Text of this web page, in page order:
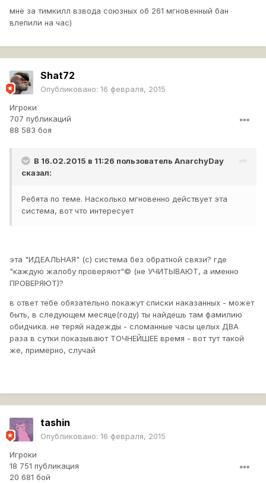
(включая вопросы, касающиеся клановой казны),
Администрацией не рассматриваются. Ответственность за
соответствующих заместителях и назначенных ими
уполномоченных лицах. Назначая членов клана на
должность казначея и другие клановые должности, командир
клана подтверждает своё доверие к соответствующим
клана, вступая в него. В случае возникновения конфликтной
ситуации логи клановой казны и прочая информация
мне за тимкилл взвода союзных об 261 мгновенный бан
влепили на час)
Shat72
Опубликовано: 16 февраля, 2015
Игроки
707 публикаций
88 583 боя
В 16.02.2015 в 11:26 пользователь AnarchyDay
сказал:
Ребята по теме. Насколько мгновенно действует эта
система, вот что интересует
эта "ИДЕАЛЬНАЯ" (с) система без обратной связи? где
"каждую жалобу проверяют"© (не УЧИТЫВАЮТ, а именно
ПРОВЕРЯЮТ)?
в ответ тебе обязательно покажут списки наказанных - может
быть, в следующем месяце(году) ты найдешь там фамилию
обидчика. не теряй надежды - сломанные часы целых ДВА
раза в сутки показывают ТОЧНЕЙШЕЕ время - вот тут такой
же, примерно, случай
tashin
Опубликовано: 16 февраля, 2015
Игроки
18 751 публикация
20 681 бой